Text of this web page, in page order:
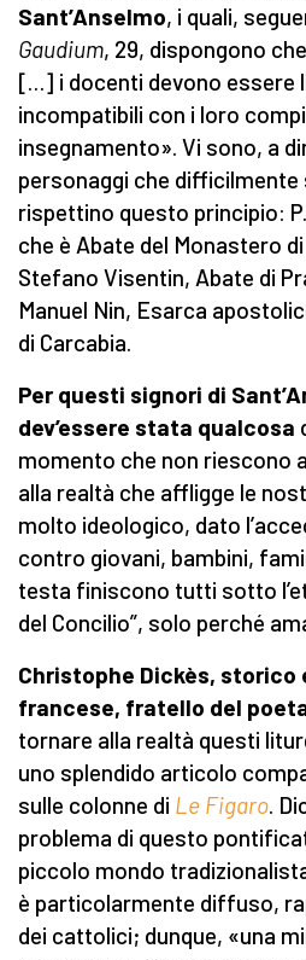
Sant’Anselmo, i quali,
Gaudium, 29, dispongono
[…] i docenti devono essere
incompatibili con i loro
insegnamento». Vi sono, a
personaggi che difficilmente
rispettino questo principio:
che è Abate del Monastero
Stefano Visentin, Abate di
Manuel Nin, Esarca
di Carcabia.
Per questi signori di
dev’essere stata qualcosa
momento che non riescono
alla realtà che affligge le
molto ideologico, dato
contro giovani, bambini,
testa finiscono tutti sotto
del Concilio”, solo perché
Christophe Dickès, storico
francese, fratello del
tornare alla realtà questi
uno splendido articolo
sulle colonne di Le Figaro.
problema di questo
piccolo mondo
è particolarmente diffuso,
dei cattolici; dunque, «una